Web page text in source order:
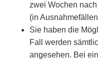
zwei Wochen
(in
Sie haben die
Fall werden
angesehen. Bei